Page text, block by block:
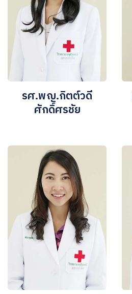
รศ.พญ.กิตต์วดี
ศักดิ์ศรชัย